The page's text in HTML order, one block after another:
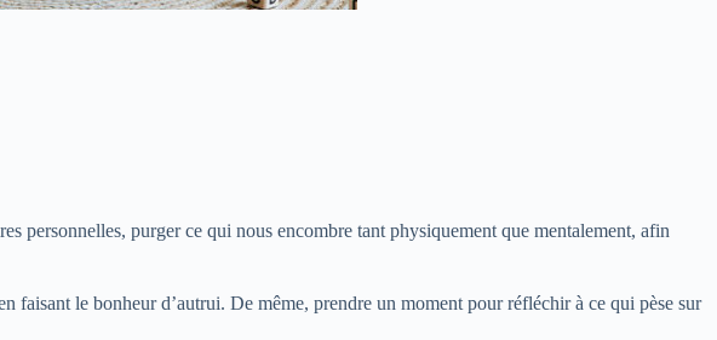
personnelles, purger ce qui nous encombre tant physiquement que mentalement, afin
faisant le bonheur d’autrui. De même, prendre un moment pour réfléchir à ce qui pèse sur